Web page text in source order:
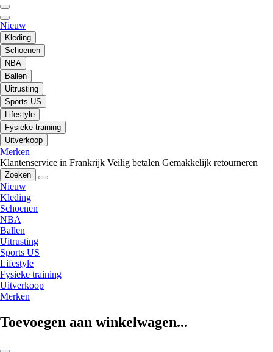
Nieuw
Kleding
Schoenen
NBA
Ballen
Uitrusting
Sports US
Lifestyle
Fysieke training
Uitverkoop
Merken
Klantenservice in Frankrijk Veilig betalen Gemakkelijk retourneren
Zoeken
Nieuw
Kleding
Schoenen
NBA
Ballen
Uitrusting
Sports US
Lifestyle
Fysieke training
Uitverkoop
Merken
Toevoegen aan winkelwagen...